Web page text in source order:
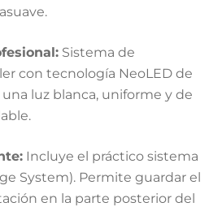
Sistema de
con tecnología NeoLED de
luz blanca, uniforme y de
Incluye el práctico sistema
System). Permite guardar el
en la parte posterior del